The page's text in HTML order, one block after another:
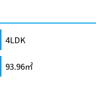
4LDK
93.96㎡